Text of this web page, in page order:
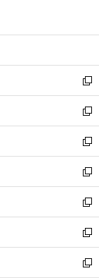
開
ン
ウ
で
開
く
ウ
ン
ド
ウ
で
開
く
新
し
い
ウ
ィ
ン
ド
ウ
で
開
く
新
し
い
ウ
ィ
ン
ド
ウ
で
開
く
新
し
い
ウ
ィ
ン
ド
ウ
で
新
し
い
ウ
ィ
ン
ド
新
し
い
ウ
ィ
新
し
い
新